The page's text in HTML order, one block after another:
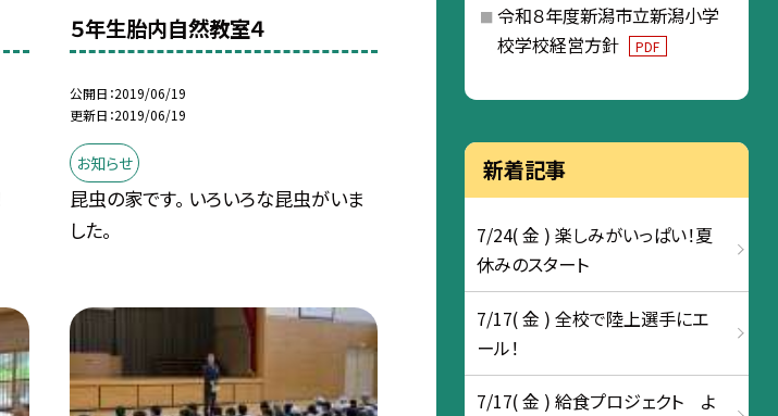
５年生胎内自然教室４
公開日 2019/06/19
更新日 2019/06/19
お知らせ
昆虫の家です。 いろいろな昆虫がいま
した。
令和８年度新潟市立新潟小学
校学校経営方針
PDF
新着記事
7/24( 金 ) 楽しみがいっぱい！夏
休みのスタート
7/17( 金 ) 全校で陸上選手にエ
ール！
7/17( 金 ) 給食プロジェクト よ